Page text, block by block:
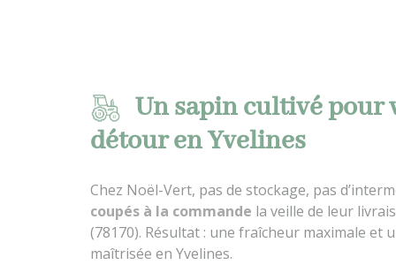
Un sapin cultivé pour
détour en Yvelines
Chez Noël-Vert, pas de stockage, pas
coupés à la commande la veille de leur
(78170). Résultat : une fraîcheur maximale et
maîtrisée en Yvelines.